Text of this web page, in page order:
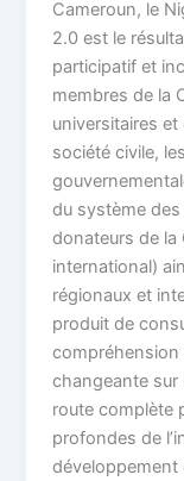
Cameroun, le
2.0 est le
participatif et
membres de la
universitaires
société civile,
du système
donateurs de la
international)
régionaux et
produit de
changeante sur
route complète
profondes de
développement